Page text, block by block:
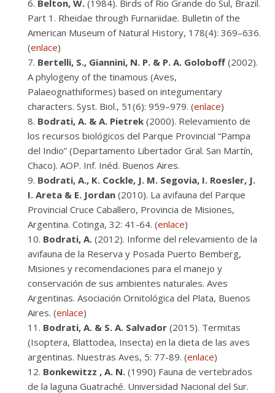
Belton, W. (1984). Birds of Rio Grande do Sul, Brazil.
Part 1. Rheidae through Furnariidae. Bulletin of the
American Museum of Natural History, 178(4): 369–636.
(enlace)
Bertelli, S., Giannini, N. P. & P. A. Goloboff (2002).
A phylogeny of the tinamous (Aves,
Palaeognathiformes) based on integumentary
characters. Syst. Biol., 51(6): 959–979. (enlace)
Bodrati, A. & A. Pietrek (2000). Relevamiento de
los recursos biológicos del Parque Provincial “Pampa
del Indio” (Departamento Libertador Gral. San Martín,
Chaco). AOP. Inf. Inéd. Buenos Aires.
Bodrati, A., K. Cockle, J. M. Segovia, I. Roesler, J.
I. Areta & E. Jordan (2010). La avifauna del Parque
Provincial Cruce Caballero, Provincia de Misiones,
Argentina. Cotinga, 32: 41-64. (enlace)
Bodrati, A. (2012). Informe del relevamiento de la
avifauna de la Reserva y Posada Puerto Bemberg,
Misiones y recomendaciones para el manejo y
conservación de sus ambientes naturales. Aves
Argentinas. Asociación Ornitológica del Plata, Buenos
Aires. (enlace)
Bodrati, A. & S. A. Salvador (2015). Termitas
(Isoptera, Blattodea, Insecta) en la dieta de las aves
argentinas. Nuestras Aves, 5: 77-89. (enlace)
Bonkewitzz , A. N. (1990) Fauna de vertebrados
de la laguna Guatraché. Universidad Nacional del Sur.